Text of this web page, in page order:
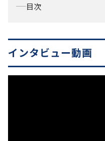
メンバー紹介
目次
インタビュー動画